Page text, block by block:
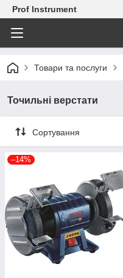
Prof Instrument
Товари та послуги
Точильні верстати
Сортування
–14%